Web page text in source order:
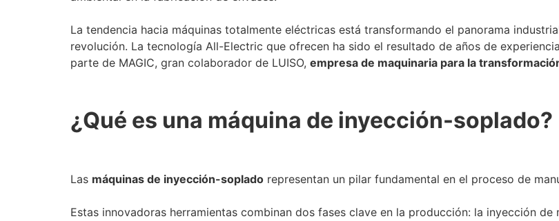
La tendencia hacia máquinas totalmente eléctricas está transformando el panorama
revolución. La tecnología All-Electric que ofrecen ha sido el resultado de años de
parte de MAGIC, gran colaborador de LUISO, empresa de maquinaria para la
¿Qué es una máquina de inyección-soplado?
Las máquinas de inyección-soplado representan un pilar fundamental en el proceso de
Estas innovadoras herramientas combinan dos fases clave en la producción: la inyección